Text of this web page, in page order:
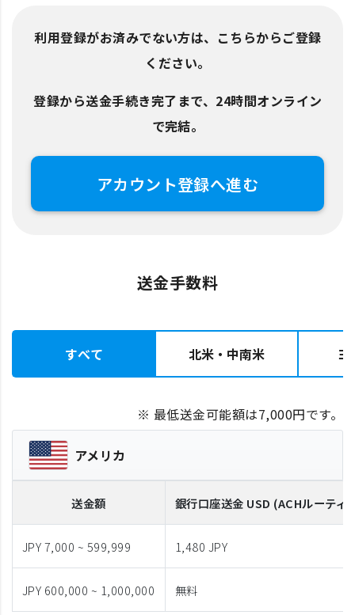
利用登録がお済みでない方は、こちらからご登録
ください。
登録から送金手続き完了まで、24時間オンライン
で完結。
アカウント登録へ進む
送金手数料
すべて 北米・中南米 ヨ
※ 最低送金可能額は7,000円です。
アメリカ
送金額 銀行口座送金 USD (ACHルーティ
JPY 7,000 ~ 599,999 1,480 JPY
JPY 600,000 ~ 1,000,000 無料